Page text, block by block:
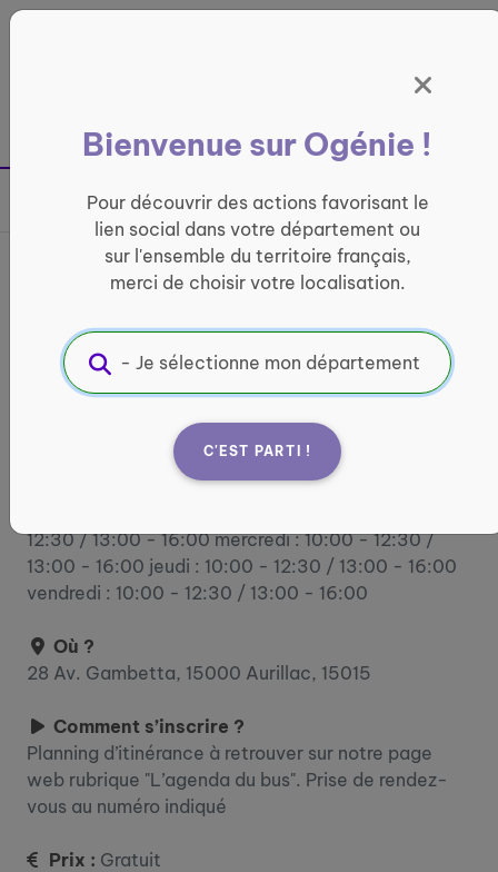
France entière
Bienvenue sur Ogénie !
Pour découvrir des actions favorisant le
lien social dans votre département ou
sur l'ensemble du territoire français,
merci de choisir votre localisation.
C'EST PARTI !
Partager sur
Bus France services
CyberCantal
INFORMATIQUE ET ACCÈS AUX DROITS
Informations pratiques :
12:30 / 13:00 - 16:00 mercredi : 10:00 - 12:30 /
13:00 - 16:00 jeudi : 10:00 - 12:30 / 13:00 - 16:00
vendredi : 10:00 - 12:30 / 13:00 - 16:00
Où ?
28 Av. Gambetta, 15000 Aurillac, 15015
Comment s’inscrire ?
Planning d’itinérance à retrouver sur notre page
web rubrique "L’agenda du bus". Prise de rendez-
vous au numéro indiqué
Prix : Gratuit
Panneau de gestion des cookies